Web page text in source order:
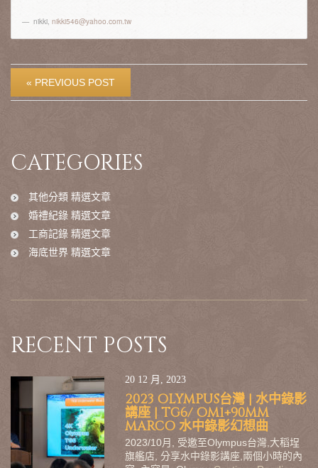
nikki nikki546@yahoo.com.tw
« PREVIOUS POST
CATEGORIES
其他分類 精選文章
婚禮紀錄 精選文章
工商記錄 精選文章
海底世界 精選文章
RECENT POSTS
20 12 月, 2023
2023 OLYMPUS台灣 | 水中錄影
講座 | TG6/ OM1+90MM
MARCO 水中錄影幻想曲
2023/10月, 受邀至Olympus台灣,大稻埕
旗艦店, 分享水中錄影講座,兩個小時的內